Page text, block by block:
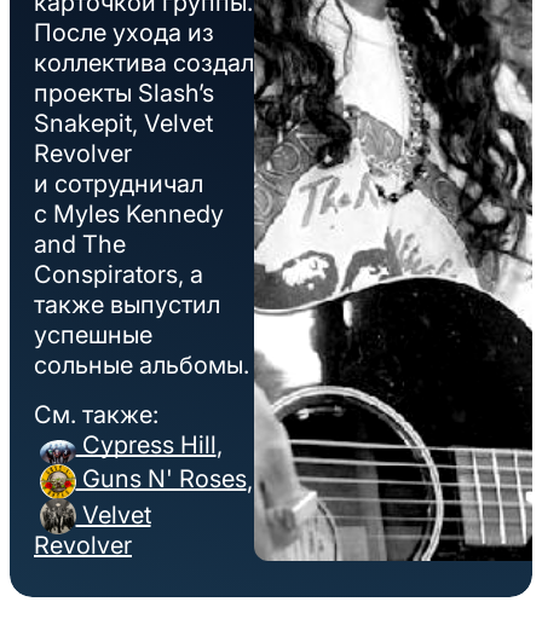
После ухода из
коллектива создал
проекты Slash’s
Snakepit, Velvet
Revolver
и сотрудничал
с Myles Kennedy
and The
Conspirators, а
также выпустил
успешные
сольные альбомы.
См. также:
Cypress Hill,
Guns N' Roses,
Velvet
Revolver